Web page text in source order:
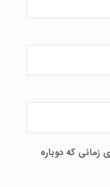
زمانی که دوباره